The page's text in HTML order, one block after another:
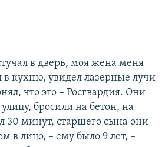
в дверь, моя жена меня
в кухню, увидел лазерные лучи
что это – Росгвардия. Они
бросили на бетон, на
30 минут, старшего сына они
в лицо, – ему было 9 лет, –